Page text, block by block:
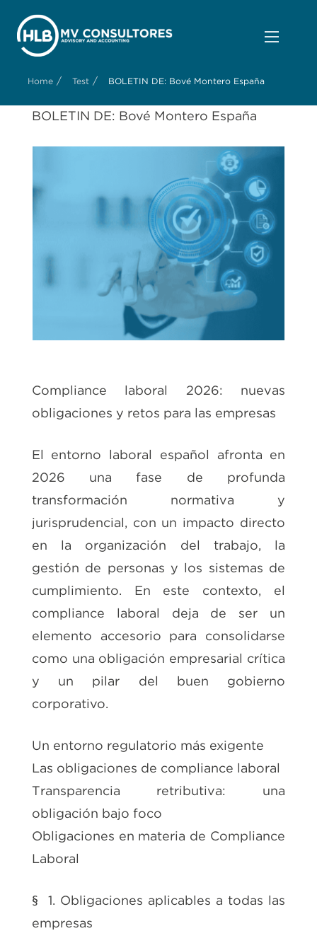
Home / Test / BOLETIN DE: Bové Montero España
BOLETIN DE: Bové Montero España
Compliance laboral 2026: nuevas
obligaciones y retos para las empresas
El entorno laboral español afronta en
2026 una fase de profunda
transformación normativa y
jurisprudencial, con un impacto directo
en la organización del trabajo, la
gestión de personas y los sistemas de
cumplimiento. En este contexto, el
compliance laboral deja de ser un
elemento accesorio para consolidarse
como una obligación empresarial crítica
y un pilar del buen gobierno
corporativo.
Un entorno regulatorio más exigente
Las obligaciones de compliance laboral
Transparencia retributiva: una
obligación bajo foco
Obligaciones en materia de Compliance
Laboral
§ 1. Obligaciones aplicables a todas las
empresas